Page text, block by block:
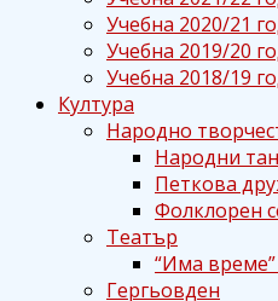
Учебна 2020/21
Учебна 2019/20
Учебна 2018/19
Култура
Народно
Народни
Петкова
Фолклорен
Театър
“Има време”
Гергьовден